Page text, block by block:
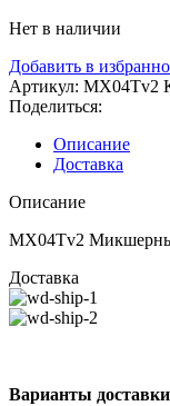
Нет в наличии
Добавить в
Артикул: MX04Tv2
Поделиться:
Описание
Доставка
Описание
MX04Tv2
Доставка
Варианты доставки